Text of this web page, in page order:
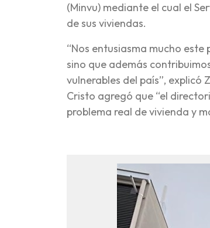
(Minvu) mediante el cual el
de sus viviendas.
“Nos entusiasma mucho
sino que además
vulnerables del país”,
Cristo agregó que “el
problema real de vivienda y